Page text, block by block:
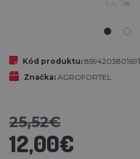
Kód produktu: 8594203801691
Značka: AGROFORTEL
25,52€
12,00€